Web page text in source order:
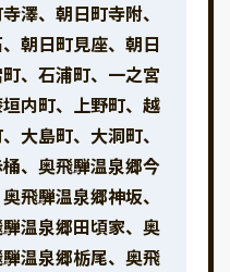
澤、朝日町寺附、
朝日町見座、朝日
、石浦町、一之宮
内町、上野町、越
大島町、大洞町、
、奥飛騨温泉郷今
飛騨温泉郷神坂、
温泉郷田頃家、奥
温泉郷栃尾、奥飛